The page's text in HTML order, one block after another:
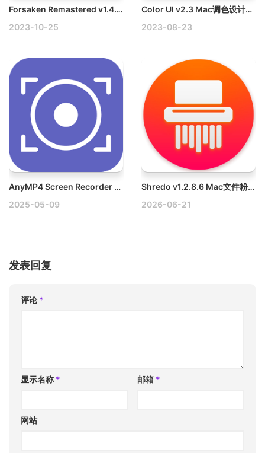
Forsaken Remastered v1.4.1(22928) Mac放逐者：重制版
2023-10-25
Color UI v2.3 Mac调色设计软件
2023-08-23
AnyMP4 Screen Recorder v1.5.66 Win屏幕录像工具破解版
2025-05-09
Shredo v1.2.8.6 Mac文件粉碎工具破解版
2026-06-21
发表回复
评论 *
显示名称 * 邮箱 *
网站